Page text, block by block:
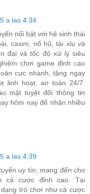
a las 4:34
nổi bật với hệ sinh thái
casini, nổ hũ, tài xỉu và
đại và tốc độ xử lý siêu
chơi game đỉnh cao
cực nhanh, tặng ngay
linh hoạt, an toàn 24/7.
mật tuyệt đối thông tin
hôm nay để nhận nhiều
a las 4:39
uy tín, mang đến cho
cá cược đỉnh cao. Tại
trò chơi như cá cược